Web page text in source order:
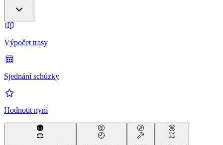
Výpočet trasy
Sjednání schůzky
Hodnotit nyní